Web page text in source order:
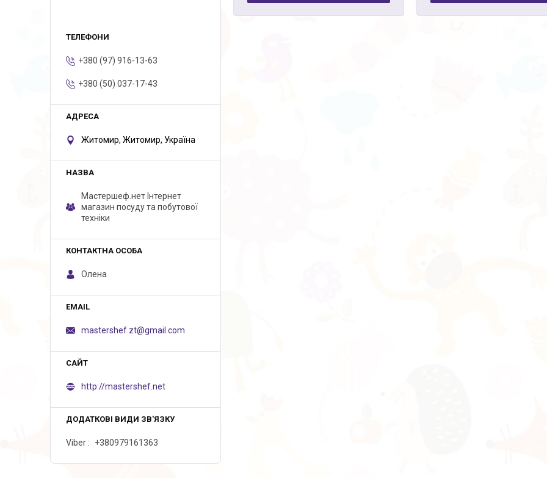
+380 (97) 916-13-63
+380 (50) 037-17-43
Житомир, Житомир, Україна
Мастершеф.нет Iнтернет
магазин посуду та побутової
техніки
Олена
mastershef.zt@gmail.com
http://mastershef.net
Viber +380979161363